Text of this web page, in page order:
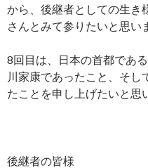
から、後継者としての生き
さんとみて参りたいと思い
8回目は、日本の首都であ
川家康であったこと、そし
たことを申し上げたいと思
後継者の皆様